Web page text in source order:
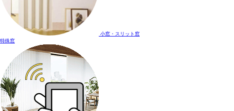
小窓・スリット窓
特殊窓